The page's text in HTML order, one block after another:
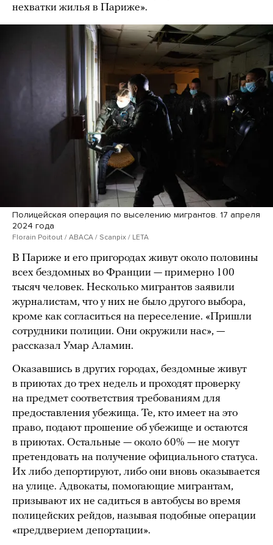
нехватки жилья в Париже».
Полицейская операция по выселению мигрантов. 17 апреля
2024 года
Florain Poitout / ABACA / Scanpix / LETA
В Париже и его пригородах живут около половины
всех бездомных во Франции — примерно 100
тысяч человек. Несколько мигрантов заявили
журналистам, что у них не было другого выбора,
кроме как согласиться на переселение. «Пришли
сотрудники полиции. Они окружили нас», —
рассказал Умар Аламин.
Оказавшись в других городах, бездомные живут
в приютах до трех недель и проходят проверку
на предмет соответствия требованиям для
предоставления убежища. Те, кто имеет на это
право, подают прошение об убежище и остаются
в приютах. Остальные — около 60% — не могут
претендовать на получение официального статуса.
Их либо депортируют, либо они вновь оказывается
на улице. Адвокаты, помогающие мигрантам,
призывают их не садиться в автобусы во время
полицейских рейдов, называя подобные операции
«преддверием депортации».